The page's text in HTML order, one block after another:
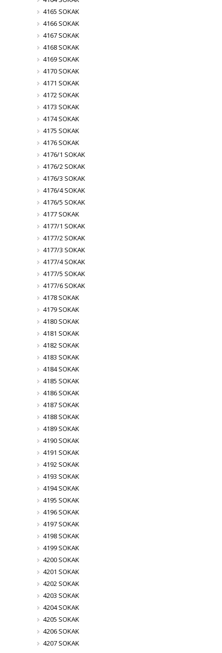
4165 SOKAK
4166 SOKAK
4167 SOKAK
4168 SOKAK
4169 SOKAK
4170 SOKAK
4171 SOKAK
4172 SOKAK
4173 SOKAK
4174 SOKAK
4175 SOKAK
4176 SOKAK
4176/1 SOKAK
4176/2 SOKAK
4176/3 SOKAK
4176/4 SOKAK
4176/5 SOKAK
4177 SOKAK
4177/1 SOKAK
4177/2 SOKAK
4177/3 SOKAK
4177/4 SOKAK
4177/5 SOKAK
4177/6 SOKAK
4178 SOKAK
4179 SOKAK
4180 SOKAK
4181 SOKAK
4182 SOKAK
4183 SOKAK
4184 SOKAK
4185 SOKAK
4186 SOKAK
4187 SOKAK
4188 SOKAK
4189 SOKAK
4190 SOKAK
4191 SOKAK
4192 SOKAK
4193 SOKAK
4194 SOKAK
4195 SOKAK
4196 SOKAK
4197 SOKAK
4198 SOKAK
4199 SOKAK
4200 SOKAK
4201 SOKAK
4202 SOKAK
4203 SOKAK
4204 SOKAK
4205 SOKAK
4206 SOKAK
4207 SOKAK